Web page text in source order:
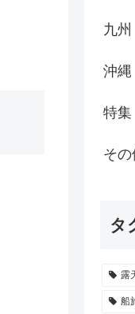
九州
沖縄
特集
その
タ
露
船